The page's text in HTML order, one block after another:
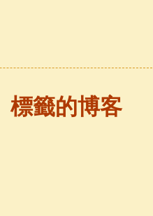
籤的博客